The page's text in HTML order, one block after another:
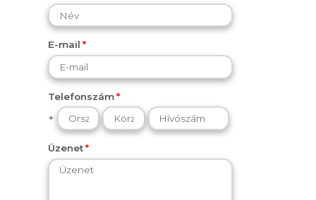
E-mail
Telefonszám
+
Üzenet